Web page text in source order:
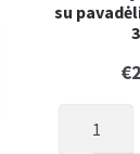
d/MFE
su
€